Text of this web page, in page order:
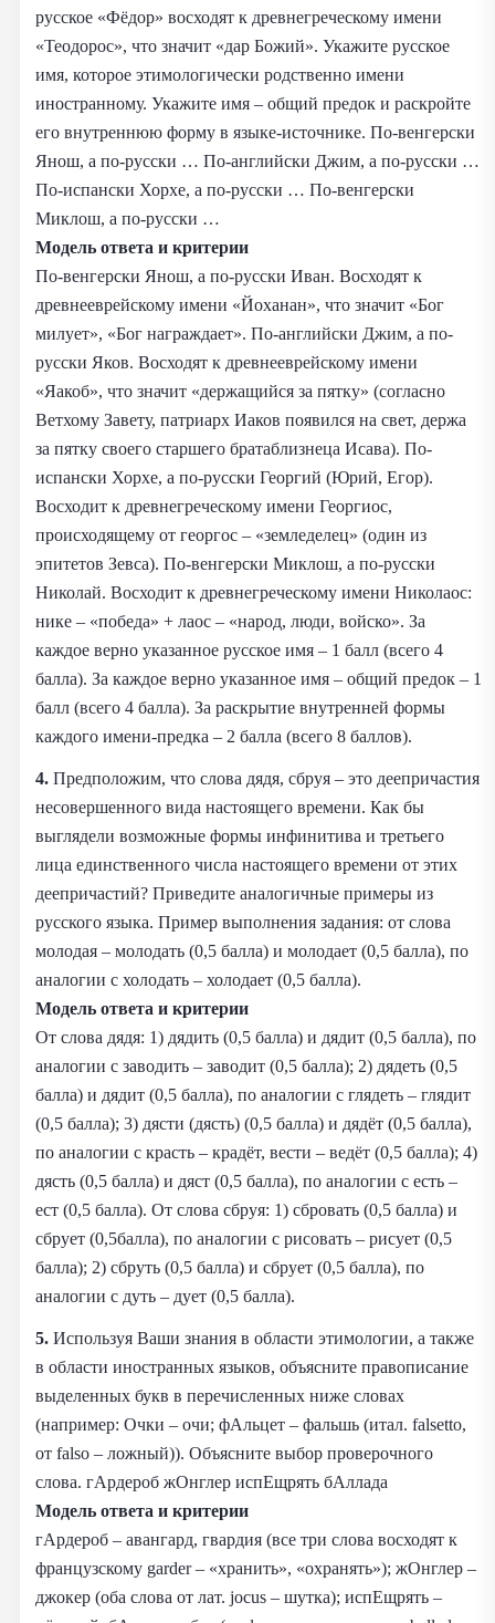
русское «Фёдор» восходят к древнегреческому имени
«Теодорос», что значит «дар Божий». Укажите русское
имя, которое этимологически родственно имени
иностранному. Укажите имя – общий предок и раскройте
его внутреннюю форму в языке-источнике. По-венгерски
Янош, а по-русски … По-английски Джим, а по-русски …
По-испански Хорхе, а по-русски … По-венгерски
Миклош, а по-русски …
Модель ответа и критерии
По-венгерски Янош, а по-русски Иван. Восходят к
древнееврейскому имени «Йоханан», что значит «Бог
милует», «Бог награждает». По-английски Джим, а по-
русски Яков. Восходят к древнееврейскому имени
«Яакоб», что значит «держащийся за пятку» (согласно
Ветхому Завету, патриарх Иаков появился на свет, держа
за пятку своего старшего братаблизнеца Исава). По-
испански Хорхе, а по-русски Георгий (Юрий, Егор).
Восходит к древнегреческому имени Георгиос,
происходящему от георгос – «земледелец» (один из
эпитетов Зевса). По-венгерски Миклош, а по-русски
Николай. Восходит к древнегреческому имени Николаос:
нике – «победа» + лаос – «народ, люди, войско». За
каждое верно указанное русское имя – 1 балл (всего 4
балла). За каждое верно указанное имя – общий предок – 1
балл (всего 4 балла). За раскрытие внутренней формы
каждого имени-предка – 2 балла (всего 8 баллов).
4. Предположим, что слова дядя, сбруя – это деепричастия
несовершенного вида настоящего времени. Как бы
выглядели возможные формы инфинитива и третьего
лица единственного числа настоящего времени от этих
деепричастий? Приведите аналогичные примеры из
русского языка. Пример выполнения задания: от слова
молодая – молодать (0,5 балла) и молодает (0,5 балла), по
аналогии с холодать – холодает (0,5 балла).
Модель ответа и критерии
От слова дядя: 1) дядить (0,5 балла) и дядит (0,5 балла), по
аналогии с заводить – заводит (0,5 балла); 2) дядеть (0,5
балла) и дядит (0,5 балла), по аналогии с глядеть – глядит
(0,5 балла); 3) дясти (дясть) (0,5 балла) и дядёт (0,5 балла),
по аналогии с красть – крадёт, вести – ведёт (0,5 балла); 4)
дясть (0,5 балла) и дяст (0,5 балла), по аналогии с есть –
ест (0,5 балла). От слова сбруя: 1) сбровать (0,5 балла) и
сбрует (0,5балла), по аналогии с рисовать – рисует (0,5
балла); 2) сбруть (0,5 балла) и сбрует (0,5 балла), по
аналогии с дуть – дует (0,5 балла).
5. Используя Ваши знания в области этимологии, а также
в области иностранных языков, объясните правописание
выделенных букв в перечисленных ниже словах
(например: Очки – очи; фАльцет – фальшь (итал. falsetto,
от falso – ложный)). Объясните выбор проверочного
слова. гАрдероб жОнглер испЕщрять бАллада
Модель ответа и критерии
гАрдероб – авангард, гвардия (все три слова восходят к
французскому garder – «хранить», «охранять»); жОнглер –
джокер (оба слова от лат. jocus – шутка); испЕщрять –